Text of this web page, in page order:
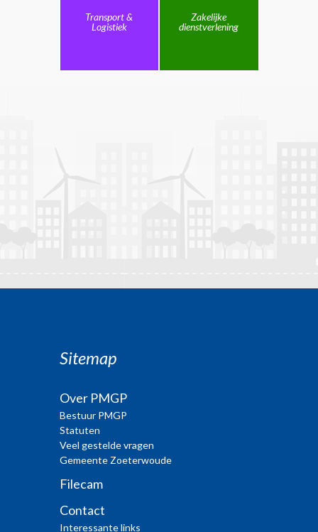
Transport &
Logistiek
Zakelijke
dienstverlening
Sitemap
Over PMGP
Bestuur PMGP
Statuten
Veel gestelde vragen
Gemeente Zoeterwoude
Filecam
Contact
Interessante links